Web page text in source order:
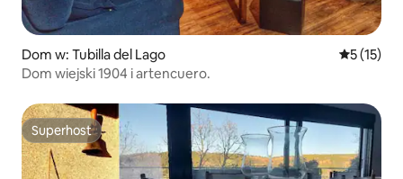
Dom w: Tubilla del Lago Średnia
5 (15)
Dom wiejski 1904 i artencuero.
Superhost
Superhost